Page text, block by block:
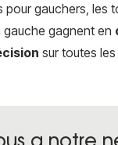
pour gauchers, les
gagnent en
sur toutes